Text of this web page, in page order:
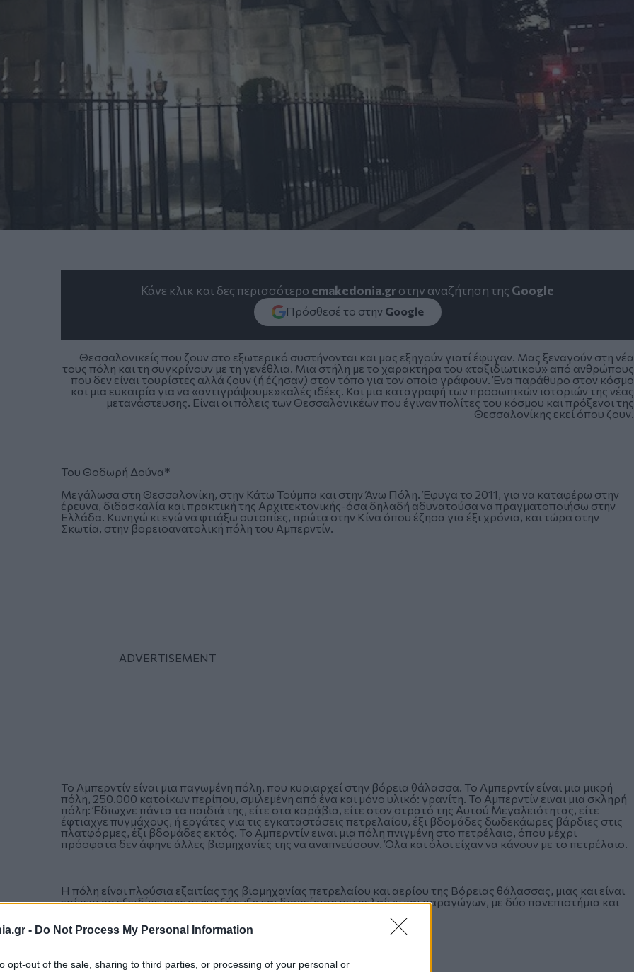
- Do Not Process My Personal Information
opt-out of the sale, sharing to third parties, or processing of your personal or
Κάνε κλικ και δες περισσότερο emakedonia.grστην αναζήτηση της Google
Πρόσθεσέ το στην Google
Θεσσαλονικείς που ζουν στο εξωτερικό συστήνονται και μας εξηγούν γιατί έφυγαν. Μας ξεναγούν στη νέα
τους πόλη και τη συγκρίνουν με τη γενέθλια. Μια στήλη με το χαρακτήρα του «ταξιδιωτικού» από ανθρώπους
που δεν είναι τουρίστες αλλά ζουν (ή έζησαν) στον τόπο για τον οποίο γράφουν. Ένα παράθυρο στον κόσμο
και μια ευκαιρία για να «αντιγράψουμε»καλές ιδέες. Και μια καταγραφή των προσωπικών ιστοριών της νέας
μετανάστευσης. Είναι οι πόλεις των Θεσσαλονικέων που έγιναν πολίτες του κόσμου και πρόξενοι της
Θεσσαλονίκης εκεί όπου ζουν.
Του Θοδωρή Δούνα*
Μεγάλωσα στη Θεσσαλονίκη, στην Κάτω Τούμπα και στην Άνω Πόλη. Έφυγα το 2011, για να καταφέρω στην
έρευνα, διδασκαλία και πρακτική της Αρχιτεκτονικής-όσα δηλαδή αδυνατούσα να πραγματοποιήσω στην
Ελλάδα. Κυνηγώ κι εγώ να φτιάξω ουτοπίες, πρώτα στην Κίνα όπου έζησα για έξι χρόνια, και τώρα στην
Σκωτία, στην βορειοανατολική πόλη του Αμπερντίν.
Το Αμπερντίν είναι μια παγωμένη πόλη, που κυριαρχεί στην βόρεια θάλασσα. Το Αμπερντίν είναι μια μικρή
πόλη, 250.000 κατοίκων περίπου, σμιλεμένη από ένα και μόνο υλικό: γρανίτη. Το Αμπερντίν ειναι μια σκληρή
πόλη: Έδιωχνε πάντα τα παιδιά της, είτε στα καράβια, είτε στον στρατό της Αυτού Μεγαλειότητας, είτε
έφτιαχνε πυγμάχους, ή εργάτες για τις εγκαταστάσεις πετρελαίου, έξι βδομάδες δωδεκάωρες βάρδιες στις
πλατφόρμες, έξι βδομάδες εκτός. Το Αμπερντίν ειναι μια πόλη πνιγμένη στο πετρέλαιο, όπου μέχρι
πρόσφατα δεν άφηνε άλλες βιομηχανίες της να αναπνεύσουν. Όλα και όλοι είχαν να κάνουν με το πετρέλαιο.
Η πόλη είναι πλούσια εξαιτίας της βιομηχανίας πετρελαίου και αερίου της Βόρειας θάλασσας, μιας και είναι
επίκεντρο εξειδίκευσης στην εξόρυξη και διαχείριση πετρελαίων και παραγώγων, με δύο πανεπιστήμια και